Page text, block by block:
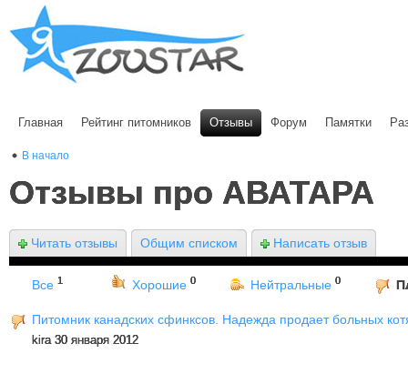
Главная Рейтинг питомников Отзывы Форум Памятки
В начало
Отзывы про АВАТАРА
Читать отзывы Общим списком Написать отзыв
Все 1 Хорошие 0 Нейтральные 0
Питомник канадских сфинксов. Надежда продает больных
kira 30 января 2012